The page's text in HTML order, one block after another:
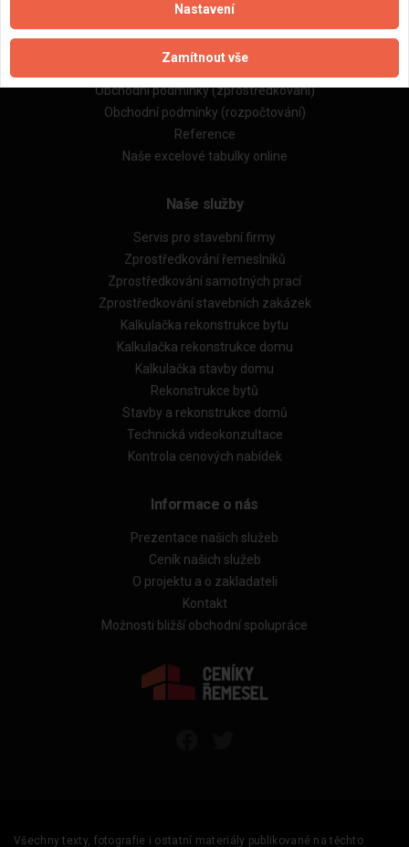
Obchodní podmínky (zprostředkování)
Obchodní podmínky (rozpočtování)
Reference
Naše excelové tabulky online
Naše služby
Servis pro stavební firmy
Zprostředkování řemeslníků
Zprostředkování samotných prací
Zprostředkování stavebních zakázek
Kalkulačka rekonstrukce bytu
Kalkulačka rekonstrukce domu
Kalkulačka stavby domu
Rekonstrukce bytů
Stavby a rekonstrukce domů
Technická videokonzultace
Kontrola cenových nabídek
Informace o nás
Prezentace našich služeb
Ceník našich služeb
O projektu a o zakladateli
Kontakt
Možnosti bližší obchodní spolupráce
Všechny texty, fotografie i ostatní materiály publikované na těchto
Nastavení
Zamítnout vše